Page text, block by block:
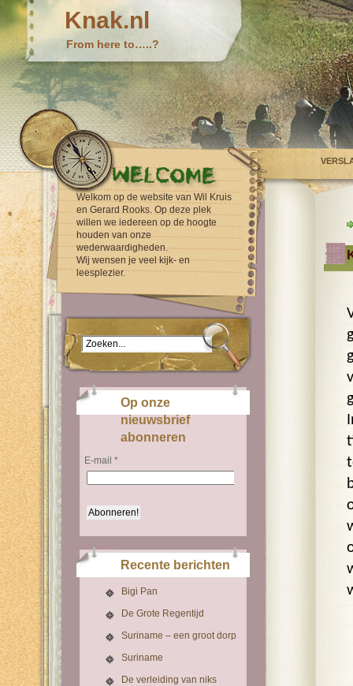
Knak.nl
From here to…..?
Welkom op de website van Wil Kruis
en Gerard Rooks. Op deze plek
willen we iedereen op de hoogte
houden van onze
wederwaardigheden.
Wij wensen je veel kijk- en
leesplezier.
Op onze
nieuwsbrief
abonneren
E-mail *
Recente berichten
Bigi Pan
De Grote Regentijd
Suriname – een groot dorp
Suriname
De verleiding van niks